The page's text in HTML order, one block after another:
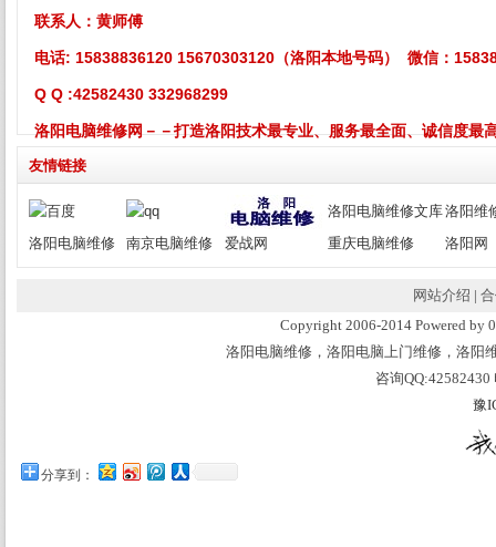
联系人：黄师傅
电话: 15838836120 15670303120 （洛阳本地号码） 微信：
Q Q :42582430 332968299
洛阳电脑维修网－－打造洛阳技术最专业、服务最全面、诚信度最
友情链接
洛阳电脑维修文库洛阳维
洛阳电脑维修
南京电脑维修 爱战网 重庆电脑维修 洛阳网
网站介绍 |
Copyright 2006-2014 Powered by
洛阳电脑维修，洛阳电脑上门维修，洛阳
咨询
豫
分享到：